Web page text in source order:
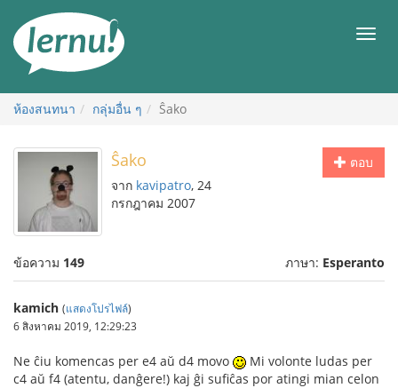
สารบัญ
เมนู
ห้องสนทนา กลุ่มอื่น ๆ Ŝako
ตอบ
Ŝako
จาก kavipatro, 24
กรกฎาคม 2007
ข้อความ 149 ภาษา: Esperanto
kamich (แสดงโปรไฟล์)
6 สิงหาคม 2019, 12:29:23
Ne ĉiu komencas per e4 aŭ d4 movo
Mi volonte ludas per
c4 aŭ f4 (atentu, danĝere!) kaj ĝi sufiĉas por atingi mian celon